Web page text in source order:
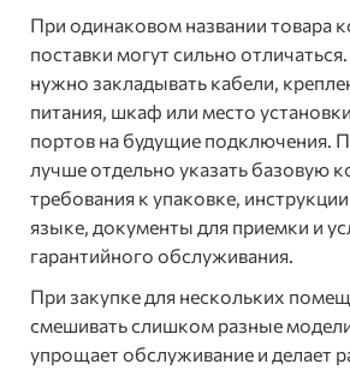
При одинаковом названии товара
поставки могут сильно
нужно закладывать кабели,
питания, шкаф или место
портов на будущие подключения.
лучше отдельно указать базовую
требования к упаковке,
языке, документы для приемки и
гарантийного обслуживания.
При закупке для нескольких
смешивать слишком разные
упрощает обслуживание и делает